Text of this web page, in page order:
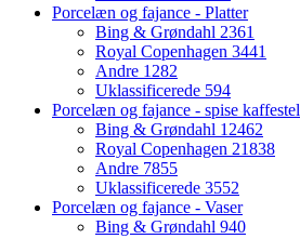
Porcelæn og fajance - Platter
Bing & Grøndahl 2361
Royal Copenhagen 3441
Andre 1282
Uklassificerede 594
Porcelæn og fajance - spise kaffestel
Bing & Grøndahl 12462
Royal Copenhagen 21838
Andre 7855
Uklassificerede 3552
Porcelæn og fajance - Vaser
Bing & Grøndahl 940